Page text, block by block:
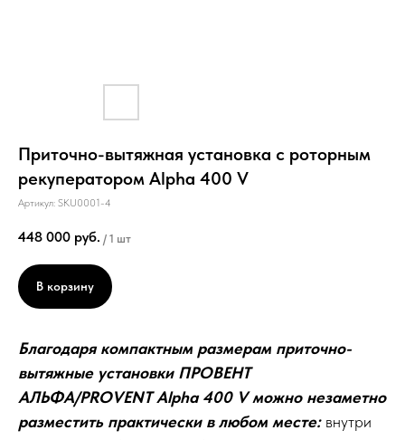
Приточно-вытяжная установка с роторным
рекуператором Alpha 400 V
Артикул: SKU0001-4
448 000 руб. / 1 шт
В корзину
Благодаря компактным размерам приточно-
вытяжные установки ПРОВЕНТ
АЛЬФА/PROVENT Alpha 400 V можно незаметно
разместить практически в любом месте:внутри